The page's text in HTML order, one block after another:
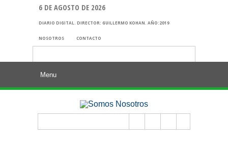
6 DE AGOSTO DE 2026
DIARIO DIGITAL. DIRECTOR: GUILLERMO KOHAN. AÑO:2019
NOSOTROS CONTACTO